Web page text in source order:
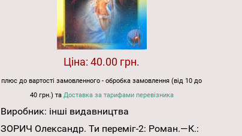
Ціна: 40.00 грн.
плюс до вартості замовленного - обробка замовлення (від 10 до
40 грн.) та Доставка за тарифами перевізника
Виробник: інші видавництва
ЗОРИЧ Олександр. Ти переміг-2: Роман.—К.: